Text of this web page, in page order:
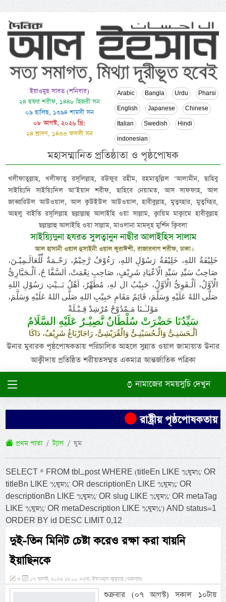
ইয়াওমুছ সাবত (শনিবার)
২৪ ছফর শরীফ, ১৪৪৮ হিজরী সন
০৯ ছালিছ, ১৩৯৪ শামসী সন
০৮ আগস্ট, ২০২৬ খ্রি:
২৪ শ্রাবণ, ১৪৩৩ ফসলী সন
Arabic Bangla Urdu Pharsi
English Japanese Chinese
Italian Swedish Hindi
indonesian
মহাসম্মানিত প্রতিষ্ঠাতা ও পৃষ্ঠপোষক
খলীফাতুল্লাহ, খলীফাতু রসূলিল্লাহ, রঊফুর রহীম, রহমাতুল্লিল ‘আলামীন, ছাহিবু
সাইয়্যিদি সাইয়্যিদিল আ’ইয়াদ শরীফ, ছাহিবে নেয়ামত, আস সাফফাহ, আল
জাব্বারিউল আউওয়াল, আল ক্বউইউল আউওয়াল, হাবীবুল্লাহ, মুত্বহ্হার, মুত্বহ্হির,
আহলু বাইতি রসূলিল্লাহ ছল্লাল্লাহু আলাইহি ওয়া সাল্লাম, ক্বায়িম মাক্বামে হাবীবুল্লাহ
ছল্লাল্লাহু আলাইহি ওয়া সাল্লাম, মাওলানা মামদূহ মুর্শিদ ক্বিবলা
সাইয়্যিদুনা হযরত সুলত্বানুন নাছীর আলাইহিস সালাম
আল হাসানী ওয়াল হুসাইনী ওয়াল কুরাঈশী, রাজারবাগ শরীফ, ঢাকা।
خَلِيْفَةُ اللهِ، خَلِيْفَةُ رَسُوْلِ اللهِ، رَءُوْفٌ رَّحِيْمٌ، رَحْـمَةٌ لِّلْعَالَـمِيْـنَ،
صَاحِبُ سَيِّدِ سَيِّدِ الْاَعْيَادِ شَرِيْفٍ، صَاحِبِ نِعْمَتْ، اَلسَّفَّا حُ، اَلْـجَبَّارِىُّ
الْاَوَّلُ، اَلْـقَوِىُّ الْاَوَّلُ، حَبِيْبُ ال لهِ، مُطَهِّرٌ، اَهْلُ بَــيْتِ رَسُوْلِ اللهِ
صَلَّى اللهُ عَلَيْهِ وَسَلَّمَ، قَائِمُ مَقَامِ حَبِيْبِ اللهِ صَلَّى اللهُ عَلَيْهِ وَسَلَّمَ،
مَوْلـٰـنَا مَـمْدُوْحْ مُرْشِدْ قِـبْـلَةْ
سَيِّدُنَا حَضْرَتْ سُلْطَانٌ نَّصِيْـرٌ عَلَيْهِ السَّلَامُ
اَلْـحَسَنِـىُّ وَالْـحُسَيْنِـىُّ وَالْقُرَيْشِىُّ، رَاجَارْبَاغُ شَرِيْفٌ، دَاكَا
উনার মুবারক পৃষ্ঠপোষকতায় পরিচালিত আহলে সুন্নাত ওয়াল জামায়াত উনার
আক্বীদায় প্রতিষ্ঠিত শরীয়তসম্মত একমাত্র আন্তর্জাতিক পত্রিকা
নামাজের সময়সুচি দেখুন
রাষ্ট্রীয়
প্রথম পাতা ট্যাগ ঘুম
SELECT * FROM tbl_post WHERE (titleEn LIKE '%ঘুম%' OR
titleBn LIKE '%ঘুম%' OR descriptionEn LIKE '%ঘুম%' OR
descriptionBn LIKE '%ঘুম%' OR slug LIKE '%ঘুম%' OR metaTag
LIKE '%ঘুম%' OR metaDescription LIKE '%ঘুম%') AND status=1
ORDER BY id DESC LIMIT 0,12
দুই-তিন মিনিট চেষ্টা করেও রক্ষা করা যায়নি
ইয়াছিনকে
» ০৭ আগস্ট, ২০২৬ ১২:০০ এএম, ইয়াওমুল জুমুয়াহ (শুক্রবার)
শুক্রবার (০৭ আগস্ট) সকাল ১০টায়